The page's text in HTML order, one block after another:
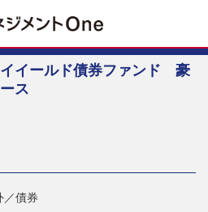
イールド債券ファンド 豪
ス
／債券